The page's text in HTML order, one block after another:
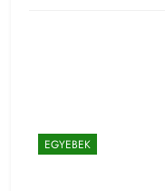
EGYEBEK